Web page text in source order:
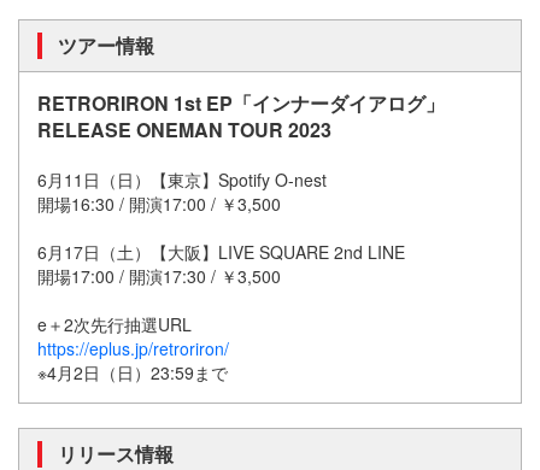
ツアー情報
RETRORIRON 1st EP「インナーダイアログ」
RELEASE ONEMAN TOUR 2023
6月11日（日）【東京】Spotify O-nest
開場16:30 / 開演17:00 / ￥3,500
6月17日（土）【大阪】LIVE SQUARE 2nd LINE
開場17:00 / 開演17:30 / ￥3,500
e＋2次先行抽選URL
https://eplus.jp/retroriron/
※4月2日（日）23:59まで
リリース情報